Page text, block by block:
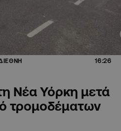
16:26
Νέα Υόρκη μετά
τρομοδέματων